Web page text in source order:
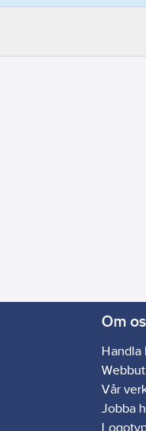
Om
Handla
Vår
Jobba